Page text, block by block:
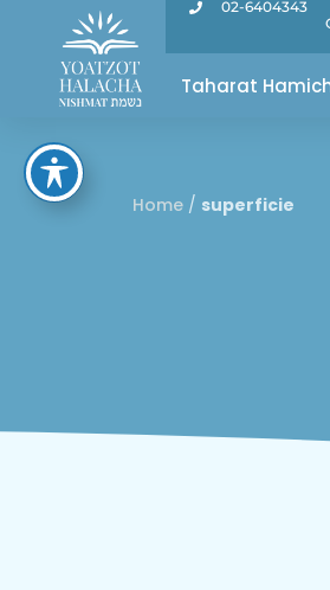
02-6404343
Taharat
Home / superficie